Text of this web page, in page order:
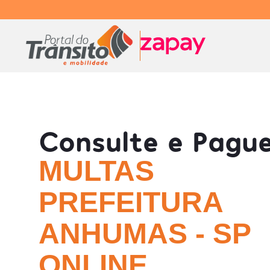
Consulte e
MULTAS
PREFEITURA
ANHUMAS - SP